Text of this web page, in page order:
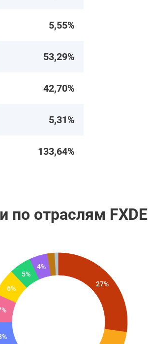
5,55%
53,29%
42,70%
5,31%
133,64%
по отраслям FXDE
4%
5%
6%
27%